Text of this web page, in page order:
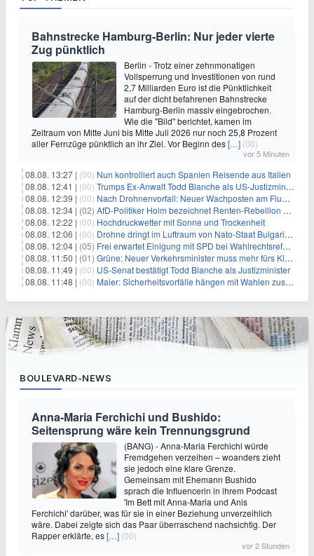
Bahnstrecke Hamburg-Berlin: Nur jeder vierte
Zug pünktlich
Berlin - Trotz einer zehnmonatigen
Vollsperrung und Investitionen von rund
2,7 Milliarden Euro ist die Pünktlichkeit
auf der dicht befahrenen Bahnstrecke
Hamburg-Berlin massiv eingebrochen.
Wie die "Bild" berichtet, kamen im
Zeitraum von Mitte Juni bis Mitte Juli 2026 nur noch 25,8 Prozent
aller Fernzüge pünktlich an ihr Ziel. Vor Beginn des[…] (00)
vor 5 Minuten
08.08. 13:27 | (00) Nun kontrolliert auch Spanien Reisende aus Italien
08.08. 12:41 | (00) Trumps Ex-Anwalt Todd Blanche als US-Justizminister bestätigt
08.08. 12:39 | (00) Nach Drohnenvorfall: Neuer Wachposten am Flughafen
08.08. 12:34 | (02) AfD-Politiker Holm bezeichnet Renten-Rebellion als "Rollenspiel"
08.08. 12:22 | (00) Hochdruckwetter mit Sonne und Trockenheit
08.08. 12:06 | (00) Drohne dringt im Luftraum von Nato-Staat Bulgarien ein
08.08. 12:04 | (05) Frei erwartet Einigung mit SPD bei Wahlrechtsreform
08.08. 11:50 | (01) Grüne: Neuer Verkehrsminister muss mehr fürs Klima tun
08.08. 11:49 | (00) US-Senat bestätigt Todd Blanche als Justizminister
08.08. 11:48 | (00) Maier: Sicherheitsvorfälle hängen mit Wahlen zusammen
BOULEVARD-NEWS
Anna-Maria Ferchichi und Bushido:
Seitensprung wäre kein Trennungsgrund
(BANG) - Anna-Maria Ferchichi würde
Fremdgehen verzeihen – woanders zieht
sie jedoch eine klare Grenze.
Gemeinsam mit Ehemann Bushido
sprach die Influencerin in ihrem Podcast
'Im Bett mit Anna-Maria und Anis
Ferchichi' darüber, was für sie in einer Beziehung unverzeihlich
wäre. Dabei zeigte sich das Paar überraschend nachsichtig. Der
Rapper erklärte, es[…] (00)
vor 2 Stunden